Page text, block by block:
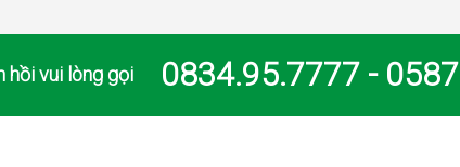
hồi vui lòng gọi 0834.95.7777 -